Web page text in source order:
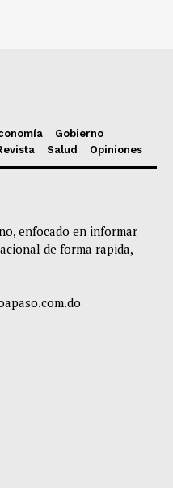
Gobierno
Salud Opiniones
enfocado en informar
de forma rapida,